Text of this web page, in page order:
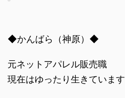
◆かんばら（神原）◆
元ネットアパレル販売職
現在はゆったり生きています